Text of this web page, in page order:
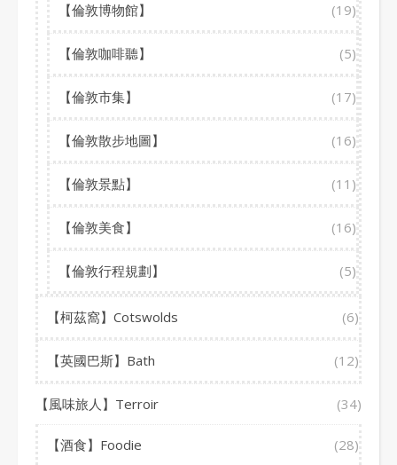
【倫敦博物館】 (19)
【倫敦咖啡聽】 (5)
【倫敦市集】 (17)
【倫敦散步地圖】 (16)
【倫敦景點】 (11)
【倫敦美食】 (16)
【倫敦行程規劃】 (5)
【柯茲窩】Cotswolds (6)
【英國巴斯】Bath (12)
【風味旅人】Terroir (34)
【酒食】Foodie (28)